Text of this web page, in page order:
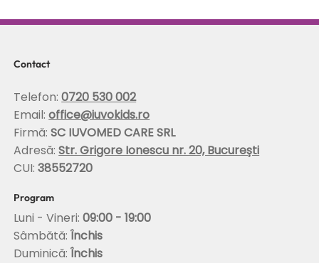
Scolioza la copii: rolul terapiei Schroth in
coloanei
Program
Luni - Vineri:09:00 - 19:00
Sâmbătă:Închis
Duminică: Închis
Contact
Telefon:0720 530 002
Email:office@iuvokids.ro
Firmă:SC IUVOMED CARE SRL
Adresă:Str. Grigore Ionescu nr. 20, București
CUI:38552720